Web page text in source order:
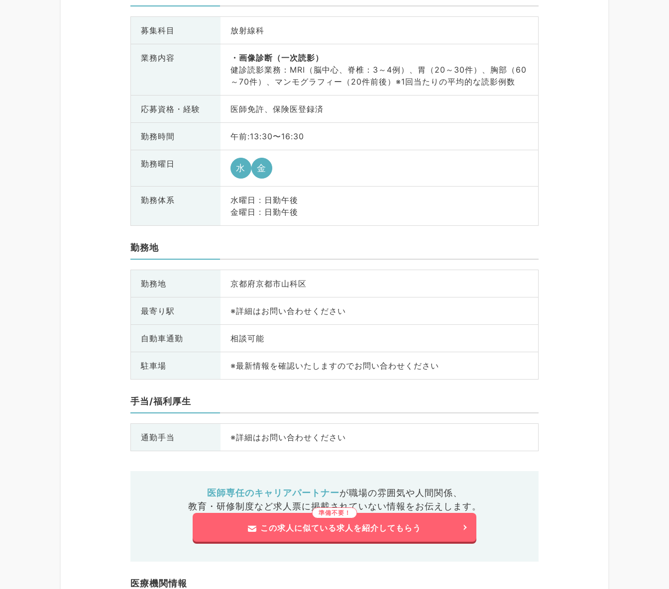
募集科目 放射線科
業務内容
画像診断（一次読影）
健診読影業務：MRI（脳中心、脊椎：3～4例）、胃（20～30件）、胸部（60
～70件）、マンモグラフィー（20件前後）※1回当たりの平均的な読影例数
応募資格・ 経験 医師免許、保険医登録済
勤務時間 午前:13:30〜16:30
勤務曜日 水 金
勤務体系
水曜日 : 日勤午後
金曜日 : 日勤午後
勤務地
勤務地 京都府京都市山科区
最寄り駅 ※詳細はお問い合わせください
自動車通勤 相談可能
駐車場 ※最新情報を確認いたしますのでお問い合わせください
手当/福利厚生
通勤手当 ※詳細はお問い合わせください
医師専任のキャリアパートナーが職場の雰囲気や人間関係、
教育・研修制度など求人票に掲載されていない情報をお伝えします。
この求人に似ている求人を紹介してもらう
医療機関情報